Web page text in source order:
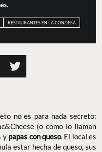
RESTAURANTES EN LA CONDESA
no es para nada secreto:
(o como lo llaman
y papas con queso. El local es
estar hecha de queso, sus